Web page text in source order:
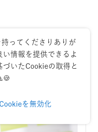
サービス開発・改
ってくださりありが
情報を提供できるよ
づいたCookieの取得と
Cookieを無効化